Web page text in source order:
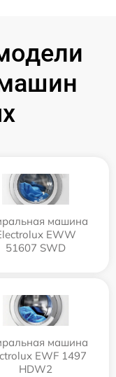
машина
EWW
51607 SWD
машина
EWF 1497
HDW2